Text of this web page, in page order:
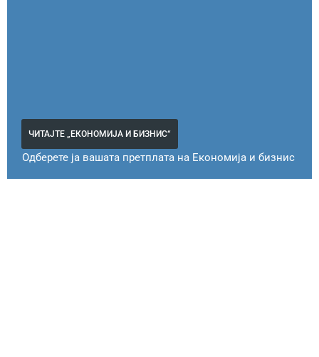
ЧИТАЈТЕ „ЕКОНОМИЈА И БИЗНИС“
Одберете ја вашата претплата на Економија и бизнис